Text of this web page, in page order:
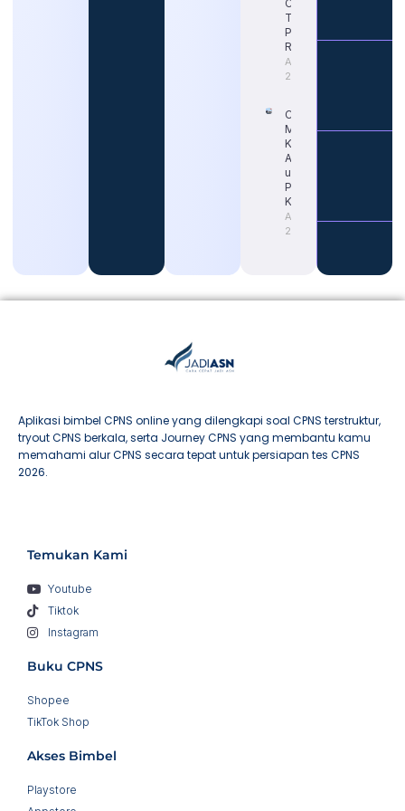
Cek Jadwal
Terbaru dan
Portal
Resminya
August 5,
2026
Cara Tepat
Mengetahui
Kapan Gaji
ASN Naik
untuk
Persiapan
Karier
August 4,
2026
Aplikasi bimbel CPNS online yang dilengkapi soal CPNS terstruktur,
tryout CPNS berkala, serta Journey CPNS yang membantu kamu
memahami alur CPNS secara tepat untuk persiapan tes CPNS
2026.
Temukan Kami
Youtube
Tiktok
Instagram
Buku CPNS
Shopee
TikTok Shop
Akses Bimbel
Playstore